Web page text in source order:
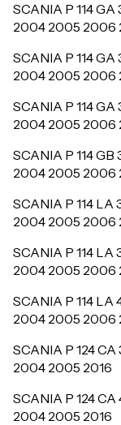
SCANIA P 114
2004 2005 2006
SCANIA P 114
2004 2005 2006
SCANIA P 114
2004 2005 2006
SCANIA P 114
2004 2005 2006
SCANIA P 114
2004 2005 2006
SCANIA P 114
2004 2005 2006
SCANIA P 114
2004 2005 2006
SCANIA P 124
2004 2005 2016
SCANIA P 124
2004 2005 2016